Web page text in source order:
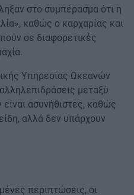
στο συμπέρασμα ότι η
καθώς ο καρχαρίας και
σε διαφορετικές
Υπηρεσίας Ωκεανών
μεταξύ
ασυνήθιστες, καθώς
αλλά δεν υπάρχουν
περιπτώσεις, οι